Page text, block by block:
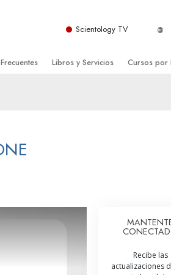
Scientology TV
de Scientology
Libros y Servicios
Introductorias
Cursos por
La Integridad y la Honestidad
La Escala Tonal Emocional
Recibe las
actualizaciones